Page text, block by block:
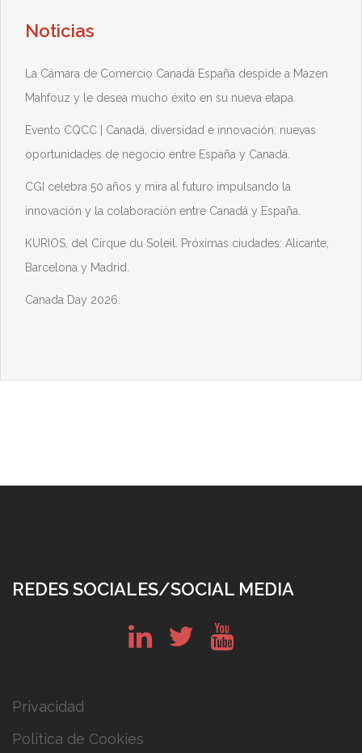
Noticias
La Cámara de Comercio Canadá España despide a Mazen
Mahfouz y le desea mucho éxito en su nueva etapa.
Evento CQCC | Canadá, diversidad e innovación: nuevas
oportunidades de negocio entre España y Canadá.
CGI celebra 50 años y mira al futuro impulsando la
innovación y la colaboración entre Canadá y España.
KURIOS, del Cirque du Soleil. Próximas ciudades: Alicante,
Barcelona y Madrid.
Canada Day 2026.
REDES SOCIALES/SOCIAL MEDIA
Privacidad
Política de Cookies